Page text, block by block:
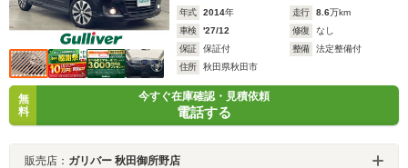
年式 2014年 走行 8.6万km
車検
'27/12 修復
なし
保証
保証付 整備
法定整備付
住所
秋田県秋田市
無
料
今すぐ在庫確認・見積依頼
電話する
販売店： ガリバー 秋田御所野店